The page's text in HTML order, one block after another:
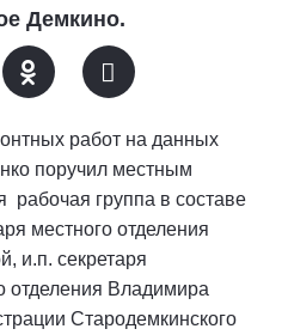
Демкино.
работ на данных
поручил местным
рабочая группа в составе
местного отделения
и.п. секретаря
отделения Владимира
Стародемкинского